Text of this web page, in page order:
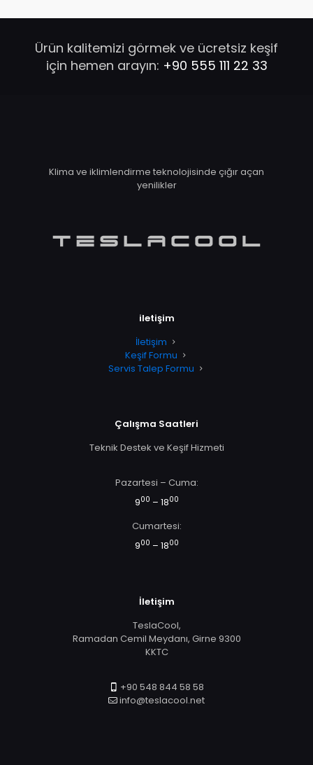
Ürün kalitemizi görmek ve ücretsiz keşif
için hemen arayın: +90 555 111 22 33
Klima ve iklimlendirme teknolojisinde çığır açan
yenilikler
iletişim
İletişim
Keşif Formu
Servis Talep Formu
Çalışma Saatleri
Teknik Destek ve Keşif Hizmeti
Pazartesi – Cuma:
900 – 1800
Cumartesi:
900 – 1800
İletişim
TeslaCool,
Ramadan Cemil Meydanı, Girne 9300
KKTC
+90 548 844 58 58
info@teslacool.net